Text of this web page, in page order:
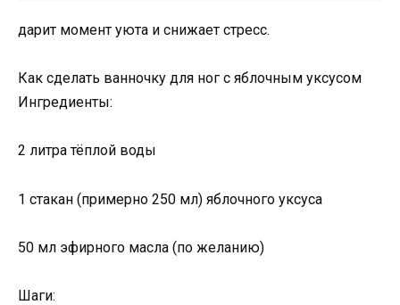
дарит момент уюта и снижает стресс.
Как сделать ванночку для ног с яблочным уксусом
Ингредиенты:
2 литра тёплой воды
1 стакан (примерно 250 мл) яблочного уксуса
50 мл эфирного масла (по желанию)
Шаги: